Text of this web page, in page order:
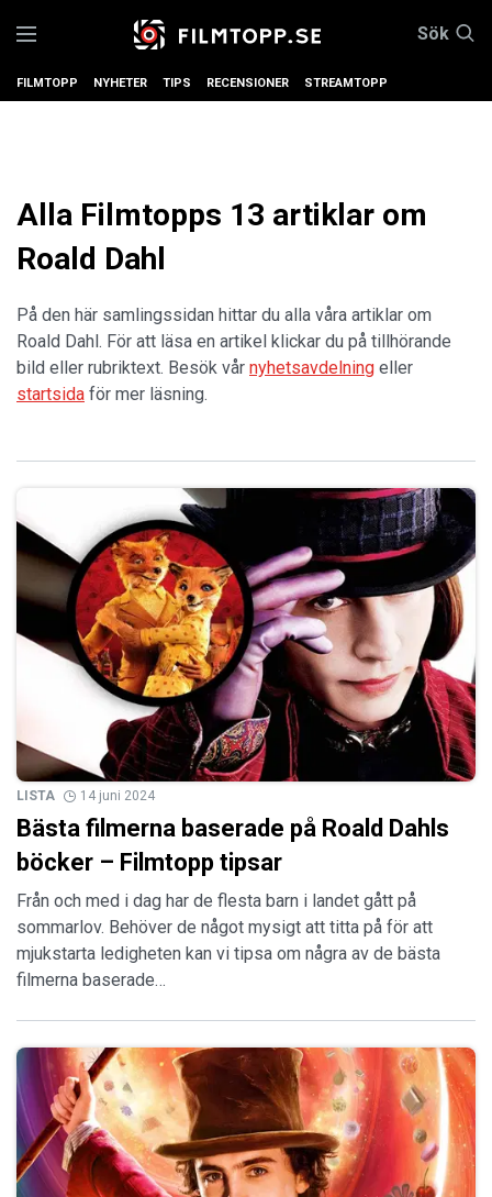
Sök
FILMTOPP NYHETER TIPS RECENSIONER STREAMTOPP
Alla Filmtopps 13 artiklar om
Roald Dahl
På den här samlingssidan hittar du alla våra artiklar om
Roald Dahl. För att läsa en artikel klickar du på tillhörande
bild eller rubriktext. Besök vår nyhetsavdelning eller
startsida för mer läsning.
LISTA 14 juni 2024
Bästa filmerna baserade på Roald Dahls
böcker – Filmtopp tipsar
Från och med i dag har de flesta barn i landet gått på
sommarlov. Behöver de något mysigt att titta på för att
mjukstarta ledigheten kan vi tipsa om några av de bästa
filmerna baserade…